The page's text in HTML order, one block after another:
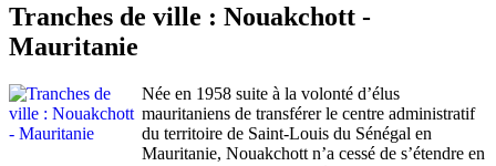
Tranches de ville : Nouakchott -
Mauritanie
Née en 1958 suite à la volonté d’élus
mauritaniens de transférer le centre administratif
du territoire de Saint-Louis du Sénégal en
Mauritanie, Nouakchott n’a cessé de s’étendre en